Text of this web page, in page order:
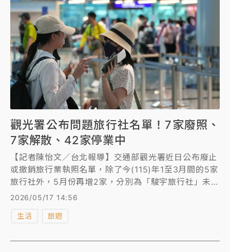
觀光署公布問題旅行社名單！7家廢照、
7家解散、42家停業中
【記者陳怡文／台北報導】交通部觀光署近日公布廢止
或撤銷旅行業執照名單，除了今(115)年1至3月間的5家
旅行社外，5月份再增2家，分別為「駿宇旅行社」未依
規定繳足保證金，「聖運國際旅行社」該公司暫停營業
1個月以上，未依規定向交通部觀光署報備逾6個月，另
外，經核准解散的旅行社也從之前的5家擴至7家，新增
共計有42家。
2026/05/17 14:56
生活 旅遊